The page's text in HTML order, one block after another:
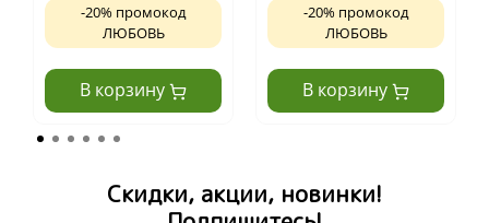
Знакомство с основными цветами
Названия фруктов, овощей, грибов и ягод
Визуальный словарь
Мягкая обложка — удобно брать с собой
-20% промокод
ЛЮБОВЬ
В корзину
-20% промокод
ЛЮБОВЬ
В корзину
Скидки, акции, новинки!